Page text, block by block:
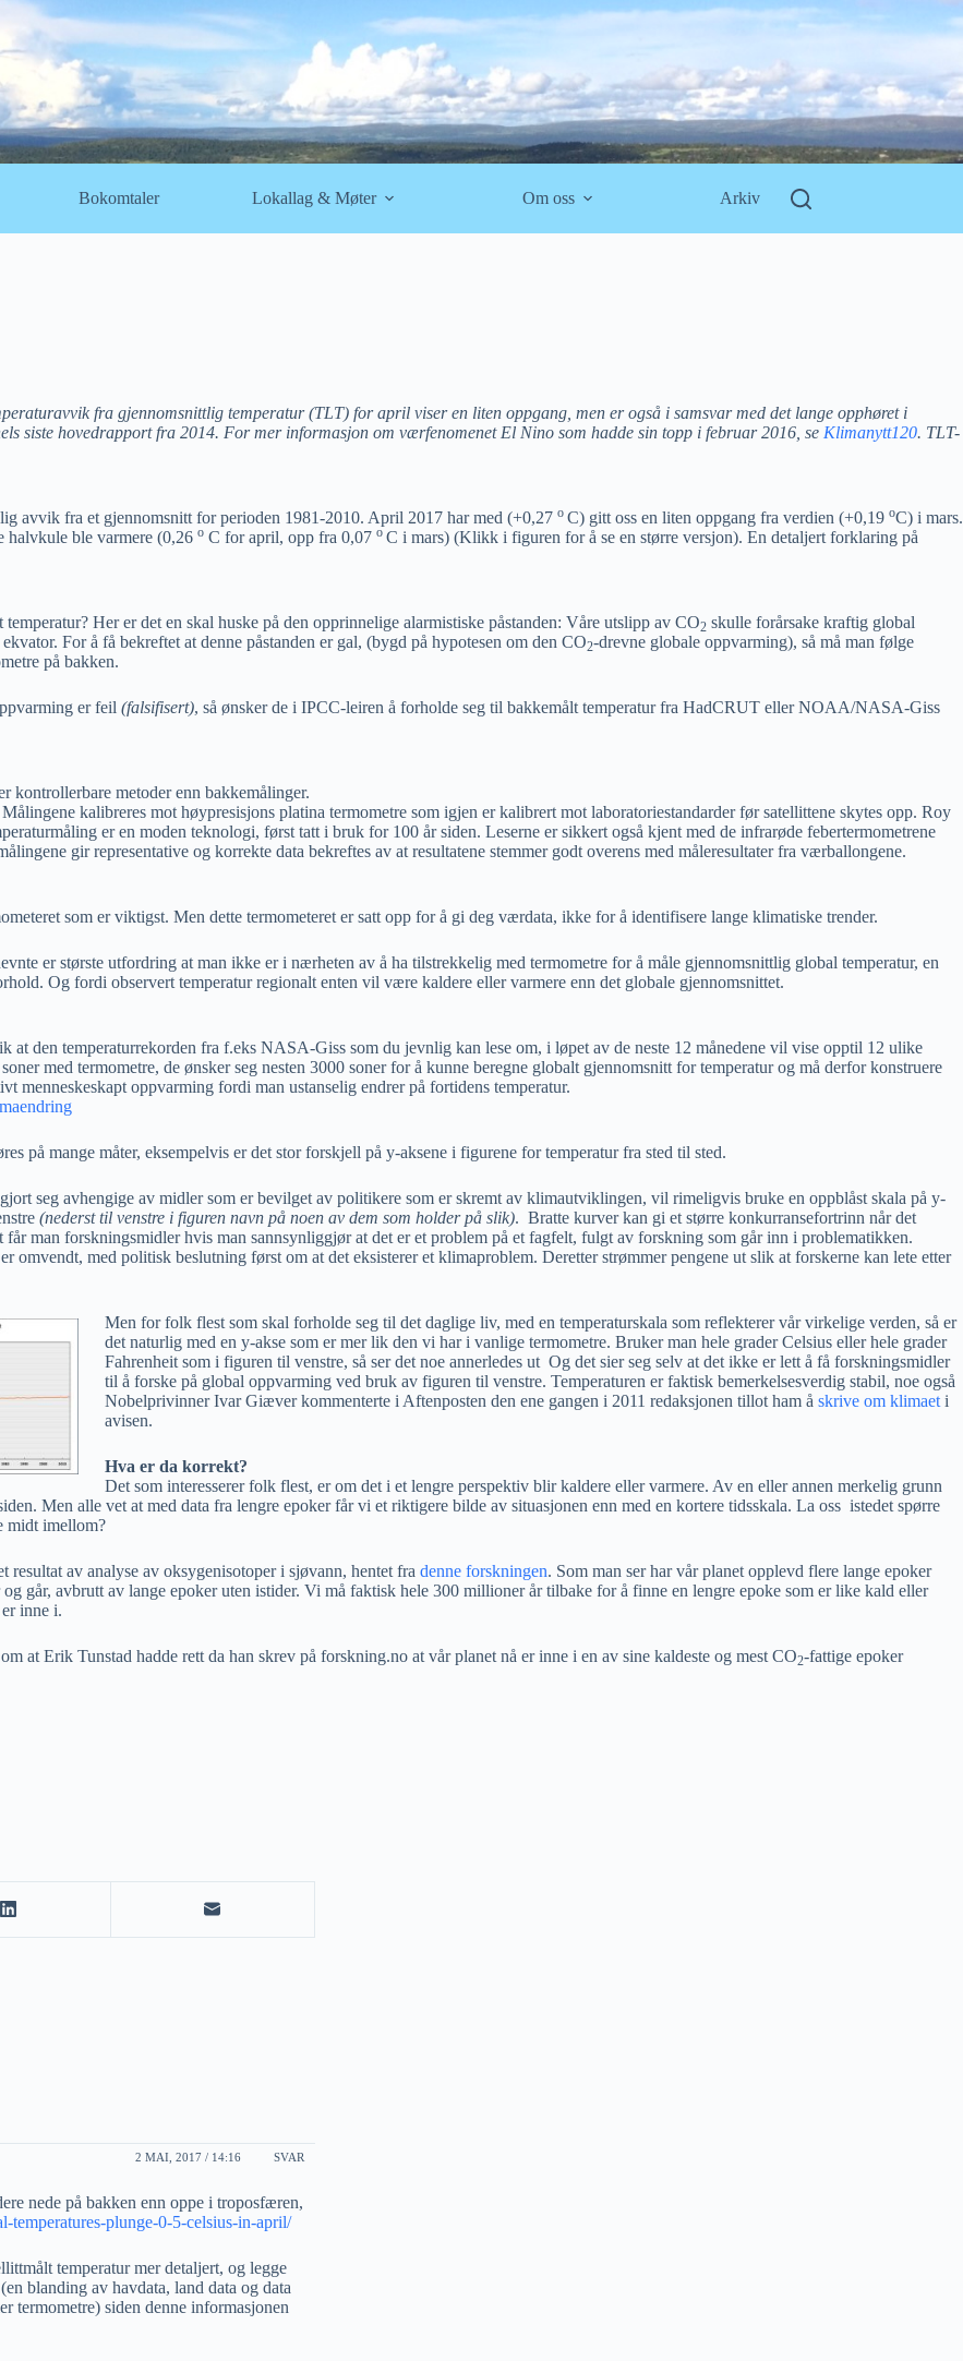
Bokomtaler Lokallag & Møter Om oss Arkiv
fra gjennomsnittlig temperatur (TLT) for april viser en liten oppgang, men er også i samsvar med det lange opphøret i
siste hovedrapport fra 2014. For mer informasjon om værfenomenet El Nino som hadde sin topp i februar 2016, se Klimanytt120. TLT-
avvik fra et gjennomsnitt for perioden 1981-2010. April 2017 har med (+0,27 o C) gitt oss en liten oppgang fra verdien (+0,19 oC) i mars.
halvkule ble varmere (0,26 o C for april, opp fra 0,07 o C i mars) (Klikk i figuren for å se en større versjon). En detaljert forklaring på
Her er det en skal huske på den opprinnelige alarmistiske påstanden: Våre utslipp av CO2 skulle forårsake kraftig global
For å få bekreftet at denne påstanden er gal, (bygd på hypotesen om den CO2-drevne globale oppvarming), så må man følge
på bakken.
er feil (falsifisert), så ønsker de i IPCC-leiren å forholde seg til bakkemålt temperatur fra HadCRUT eller NOAA/NASA-Giss
kontrollerbare metoder enn bakkemålinger.
kalibreres mot høypresisjons platina termometre som igjen er kalibrert mot laboratoriestandarder før satellittene skytes opp. Roy
er en moden teknologi, først tatt i bruk for 100 år siden. Leserne er sikkert også kjent med de infrarøde febertermometrene
gir representative og korrekte data bekreftes av at resultatene stemmer godt overens med måleresultater fra værballongene.
som er viktigst. Men dette termometeret er satt opp for å gi deg værdata, ikke for å identifisere lange klimatiske trender.
er største utfordring at man ikke er i nærheten av å ha tilstrekkelig med termometre for å måle gjennomsnittlig global temperatur, en
Og fordi observert temperatur regionalt enten vil være kaldere eller varmere enn det globale gjennomsnittet.
den temperaturrekorden fra f.eks NASA-Giss som du jevnlig kan lese om, i løpet av de neste 12 månedene vil vise opptil 12 ulike
med termometre, de ønsker seg nesten 3000 soner for å kunne beregne globalt gjennomsnitt for temperatur og må derfor konstruere
menneskeskapt oppvarming fordi man ustanselig endrer på fortidens temperatur.
på mange måter, eksempelvis er det stor forskjell på y-aksene i figurene for temperatur fra sted til sted.
seg avhengige av midler som er bevilget av politikere som er skremt av klimautviklingen, vil rimeligvis bruke en oppblåst skala på y-
(nederst til venstre i figuren navn på noen av dem som holder på slik). Bratte kurver kan gi et større konkurransefortrinn når det
man forskningsmidler hvis man sannsynliggjør at det er et problem på et fagfelt, fulgt av forskning som går inn i problematikken.
omvendt, med politisk beslutning først om at det eksisterer et klimaproblem. Deretter strømmer pengene ut slik at forskerne kan lete etter
Men for folk flest som skal forholde seg til det daglige liv, med en temperaturskala som reflekterer vår virkelige verden, så er
det naturlig med en y-akse som er mer lik den vi har i vanlige termometre. Bruker man hele grader Celsius eller hele grader
Fahrenheit som i figuren til venstre, så ser det noe annerledes ut Og det sier seg selv at det ikke er lett å få forskningsmidler
til å forske på global oppvarming ved bruk av figuren til venstre. Temperaturen er faktisk bemerkelsesverdig stabil, noe også
Nobelprivinner Ivar Giæver kommenterte i Aftenposten den ene gangen i 2011 redaksjonen tillot ham å skrive om klimaet i
avisen.
Hva er da korrekt?
Det som interesserer folk flest, er om det i et lengre perspektiv blir kaldere eller varmere. Av en eller annen merkelig grunn
Men alle vet at med data fra lengre epoker får vi et riktigere bilde av situasjonen enn med en kortere tidsskala. La oss istedet spørre
midt imellom?
resultat av analyse av oksygenisotoper i sjøvann, hentet fra denne forskningen. Som man ser har vår planet opplevd flere lange epoker
går, avbrutt av lange epoker uten istider. Vi må faktisk hele 300 millioner år tilbake for å finne en lengre epoke som er like kald eller
inne i.
at Erik Tunstad hadde rett da han skrev på forskning.no at vår planet nå er inne i en av sine kaldeste og mest CO2-fattige epoker
2 MAI, 2017 / 14:16 SVAR
nede på bakken enn oppe i troposfæren,
plunge-0-5-celsius-in-april/
temperatur mer detaljert, og legge
blanding av havdata, land data og data
termometre) siden denne informasjonen